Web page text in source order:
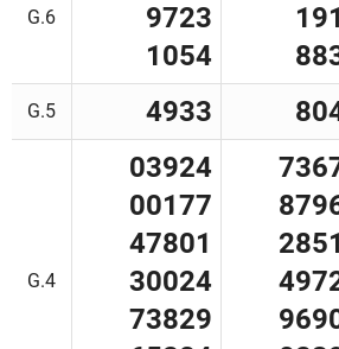
G.6
9723
1054
G.5 4933
G.4
03924
00177
47801
30024
73829